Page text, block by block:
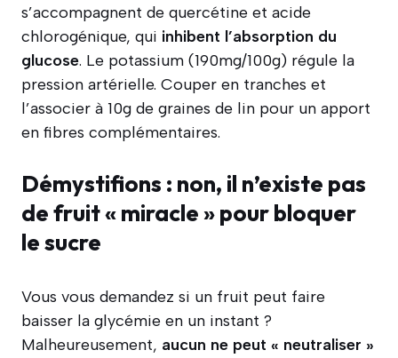
s’accompagnent de quercétine et acide
chlorogénique, qui inhibent l’absorption du
glucose. Le potassium (190mg/100g) régule la
pression artérielle. Couper en tranches et
l’associer à 10g de graines de lin pour un apport
en fibres complémentaires.
Démystifions : non, il n’existe pas
de fruit « miracle » pour bloquer
le sucre
Vous vous demandez si un fruit peut faire
baisser la glycémie en un instant ?
Malheureusement, aucun ne peut « neutraliser »